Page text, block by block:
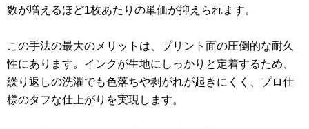
数が増えるほど1枚あたりの単価が抑えられます。
この手法の最大のメリットは、プリント面の圧倒的な耐久
性にあります。インクが生地にしっかりと定着するため、
繰り返しの洗濯でも色落ちや剥がれが起きにくく、プロ仕
様のタフな仕上がりを実現します。